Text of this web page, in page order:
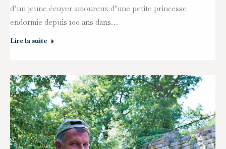
d’un jeune écuyer amoureux d’une petite princesse
endormie depuis 100 ans dans…
Lire la suite